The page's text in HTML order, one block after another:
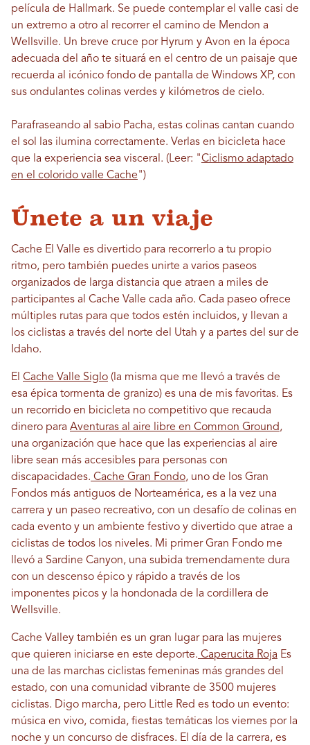
película de Hallmark. Se puede contemplar el valle casi de
un extremo a otro al recorrer el camino de Mendon a
Wellsville. Un breve cruce por Hyrum y Avon en la época
adecuada del año te situará en el centro de un paisaje que
recuerda al icónico fondo de pantalla de Windows XP, con
sus ondulantes colinas verdes y kilómetros de cielo.
Parafraseando al sabio Pacha, estas colinas cantan cuando
el sol las ilumina correctamente. Verlas en bicicleta hace
que la experiencia sea visceral. (Leer: "Ciclismo adaptado
en el colorido valle Cache")
Únete a un viaje
Cache El Valle es divertido para recorrerlo a tu propio
ritmo, pero también puedes unirte a varios paseos
organizados de larga distancia que atraen a miles de
participantes al Cache Valle cada año. Cada paseo ofrece
múltiples rutas para que todos estén incluidos, y llevan a
los ciclistas a través del norte del Utah y a partes del sur de
Idaho.
El Cache Valle Siglo (la misma que me llevó a través de
esa épica tormenta de granizo) es una de mis favoritas. Es
un recorrido en bicicleta no competitivo que recauda
dinero para Aventuras al aire libre en Common Ground,
una organización que hace que las experiencias al aire
libre sean más accesibles para personas con
discapacidades. Cache Gran Fondo, uno de los Gran
Fondos más antiguos de Norteamérica, es a la vez una
carrera y un paseo recreativo, con un desafío de colinas en
cada evento y un ambiente festivo y divertido que atrae a
ciclistas de todos los niveles. Mi primer Gran Fondo me
llevó a Sardine Canyon, una subida tremendamente dura
con un descenso épico y rápido a través de los
imponentes picos y la hondonada de la cordillera de
Wellsville.
Cache Valley también es un gran lugar para las mujeres
que quieren iniciarse en este deporte. Caperucita Roja Es
una de las marchas ciclistas femeninas más grandes del
estado, con una comunidad vibrante de 3500 mujeres
ciclistas. Digo marcha, pero Little Red es todo un evento:
música en vivo, comida, fiestas temáticas los viernes por la
noche y un concurso de disfraces. El día de la carrera, es